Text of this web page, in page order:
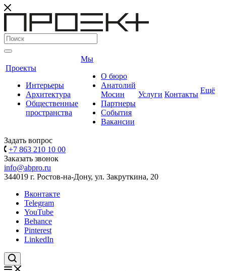
Проекты
Интерьеры
Архитектура
Общественные
пространства
Мы
О бюро
Анатолий
Мосин
Партнеры
События
Вакансии
Услуги Контакты Ещё
Задать вопрос
+7 863 210 10 00
Заказать звонок
info@abpro.ru
344019 г. Ростов-на-Дону, ул. Закруткина, 20
Вконтакте
Telegram
YouTube
Behance
Pinterest
LinkedIn